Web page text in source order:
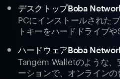
デスクトップBoba
PCにインストールされた
トキーをハードドライブや
ハードウェアBoba
Tangem Walletのような、
ーションで、オンラインの